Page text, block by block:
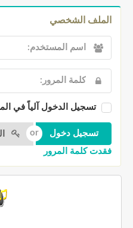
الملف الشخصي
تسجيل الدخول آلياً في
فقدت كلمة المرور